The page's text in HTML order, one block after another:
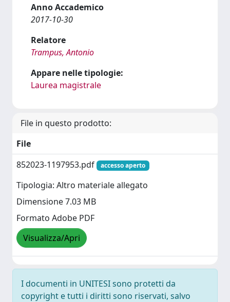
Anno Accademico
2017-10-30
Relatore
Trampus, Antonio
Appare nelle tipologie:
Laurea magistrale
File in questo prodotto:
File
852023-1197953.pdf
accesso aperto
Tipologia: Altro materiale allegato
Dimensione 7.03 MB
Formato Adobe PDF
Visualizza/Apri
I documenti in UNITESI sono protetti da
copyright e tutti i diritti sono riservati, salvo